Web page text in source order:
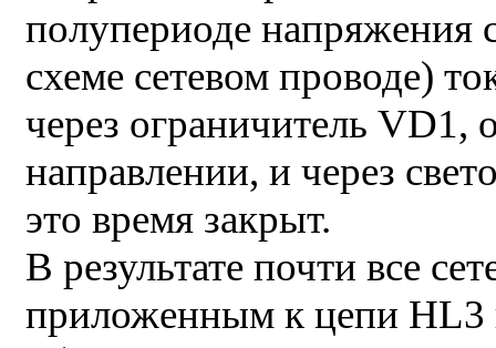
полупериоде
схеме сетевом проводе)
через ограничитель
направлении, и через
это время закрыт.
В результате почти все
приложенным к цепи HL3